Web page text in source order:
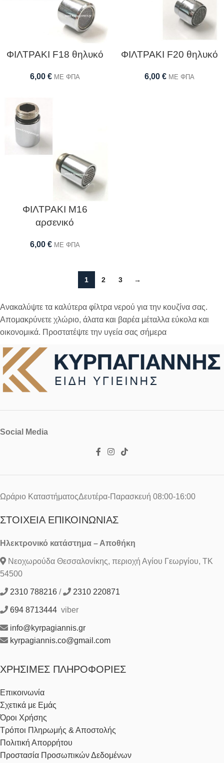
ΦΙΛΤΡΑΚΙ F18 θηλυκό
6,00 € ΜΕ ΦΠΑ
ΦΙΛΤΡΑΚΙ F20 θηλυκό
6,00 € ΜΕ ΦΠΑ
ΦΙΛΤΡΑΚΙ Μ16
αρσενικό
6,00 € ΜΕ ΦΠΑ
1 2 3 →
Ανακαλύψτε τα καλύτερα φίλτρα νερού για την κουζίνα σας.
Απομακρύνετε χλώριο, άλατα και βαρέα μέταλλα εύκολα και
οικονομικά. Προστατέψτε την υγεία σας σήμερα
Social Media
Ωράριο ΚαταστήματοςΔευτέρα-Παρασκευή 08:00-16:00
ΣΤΟΙΧΕΊΑ ΕΠΙΚΟΙΝΩΝΊΑΣ
Ηλεκτρονικό κατάστημα – Αποθήκη
Νεοχωρούδα Θεσσαλονίκης, περιοχή Αγίου Γεωργίου, ΤΚ
54500
2310 788216 / 2310 220871
694 8713444 viber
info@kyrpagiannis.gr
kyrpagiannis.co@gmail.com
ΧΡΉΣΙΜΕΣ ΠΛΗΡΟΦΟΡΊΕΣ
Επικοινωνία
Σχετικά με Εμάς
Όροι Χρήσης
Τρόποι Πληρωμής & Αποστολής
Πολιτική Απορρήτου
Προστασία Προσωπικών Δεδομένων